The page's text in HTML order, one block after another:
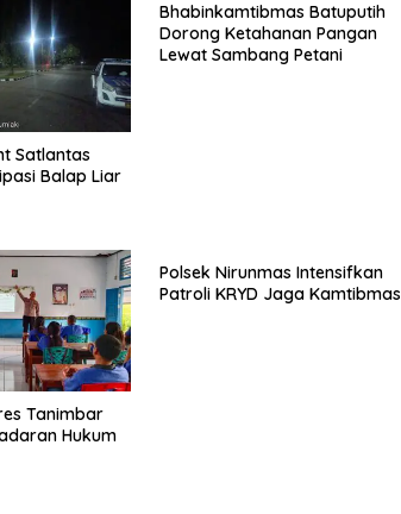
Satlantas
Balap Liar
Bhabinkamtibmas Batuputih
Dorong Ketahanan Pangan
Lewat Sambang Petani
Tanimbar
Hukum
Polsek Nirunmas Intensifkan
Patroli KRYD Jaga Kamtibmas